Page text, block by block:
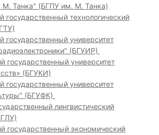
М. Танка" (БГПУ им. М. Танка)
государственный технологический
государственный университет
(БГУИР)
государственный университет
(БГУКИ)
государственный университет
(БГУФК)
лингвистический
государственный экономический